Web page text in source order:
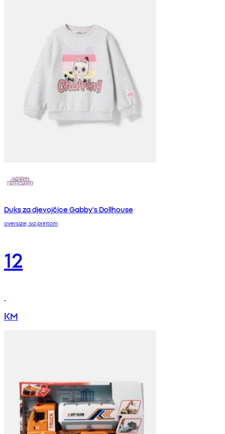
Duks za djevojčice Gabby's Dollhouse
oversize, sa printom
12
KM